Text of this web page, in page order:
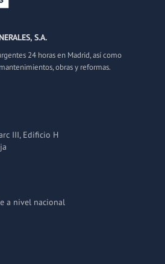
S.A.
24 horas en Madrid, así como
obras y reformas.
III, Edificio H
a nivel nacional